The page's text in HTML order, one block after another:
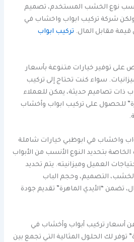
حسب نوع الخشب المستخدم، تصميم
ولكن شركة تركيب ابواب واخشاب في
مقابل المال. تركيب ابواب
على توفير خيارات متنوعة بأسعار
سواء كنت تحتاج إلى تركيب
ذات تصاميم حديثة، يمكن للعملاء
للحصول على تركيب ابواب وأخشاب
واخشاب في ابوظبي خيارات شاملة
بتحديد النوع الأنسب من الأبواب
العميل وميزانيته. يتم تحديد
الخشب، التصميم، وحجم الباب
تضمن “الأيدي الماهرة” تقديم جودة
أسعار تركيب أبواب وأخشاب في
توفر لك الحلول المثالية التي تجمع بين